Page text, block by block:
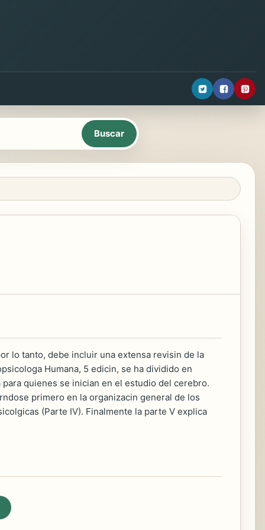
lo tanto, debe incluir una extensa revisin de la
Humana, 5 edicin, se ha dividido en
quienes se inician en el estudio del cerebro.
primero en la organizacin general de los
(Parte IV). Finalmente la parte V explica